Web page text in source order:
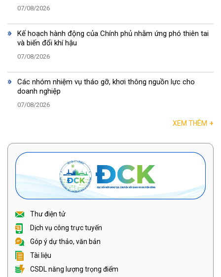
07/08/2026
Kế hoạch hành động của Chính phủ nhằm ứng phó thiên tai
và biến đổi khí hậu
07/08/2026
Các nhóm nhiệm vụ tháo gỡ, khơi thông nguồn lực cho
doanh nghiệp
07/08/2026
XEM THÊM +
Thư điện tử
Dịch vụ công trực tuyến
Góp ý dự thảo, văn bản
Tài liệu
CSDL năng lượng trọng điểm